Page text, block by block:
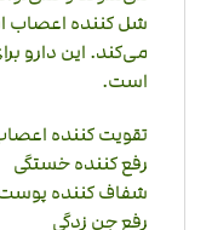
شل کننده اعصاب
می‌کند. این دارو
است.
تقویت کننده
رفع کننده خستگی
شفاف کننده
رفع جن زدگی